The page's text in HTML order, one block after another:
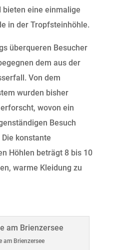
eine einmalige
in der Tropfsteinhöhle.
überqueren Besucher
dem aus der
Von dem
wurden bisher
wovon ein
Besuch
konstante
Höhlen beträgt 8 bis 10
warme Kleidung zu
am Brienzersee